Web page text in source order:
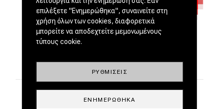
επιλέξετε "Ενημερώθηκα", συναινείτε στη
χρήση όλων των cookies, διαφορετικά
μπορείτε να αποδεχτείτε μεμονωμένους
τύπους cookie.
ΡΥΘΜΊΣΕΙΣ
ΕΝΗΜΕΡΏΘΗΚΑ